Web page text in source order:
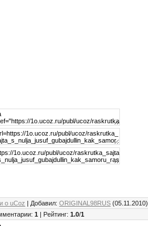
о uCoz | Добавил:ORIGINAL98RUS (05.11.2010)
:1 | Рейтинг:1.0/1